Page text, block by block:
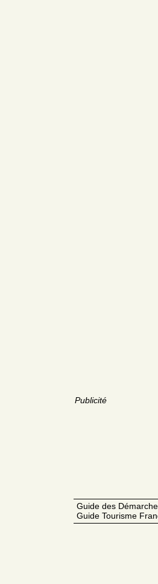
Publicité
Guide des
Guide Tourisme